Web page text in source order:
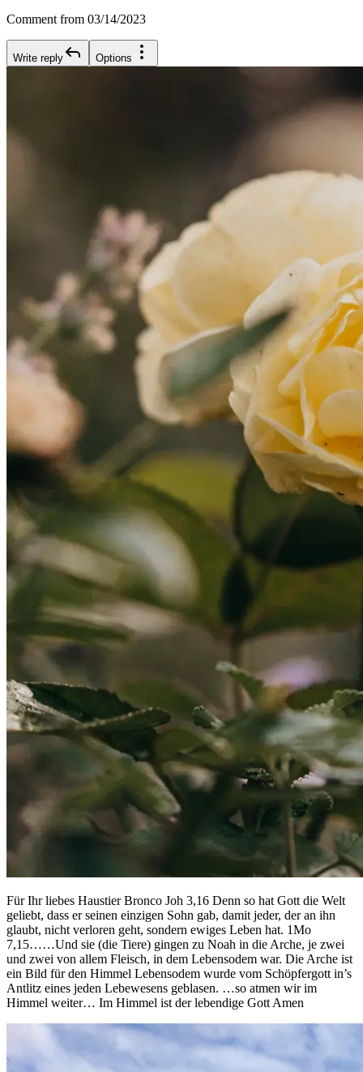
Comment from 03/14/2023
Write reply Options
Für Ihr liebes Haustier Bronco Joh 3,16 Denn so hat Gott die Welt
geliebt, dass er seinen einzigen Sohn gab, damit jeder, der an ihn
glaubt, nicht verloren geht, sondern ewiges Leben hat. 1Mo
7,15……Und sie (die Tiere) gingen zu Noah in die Arche, je zwei
und zwei von allem Fleisch, in dem Lebensodem war. Die Arche ist
ein Bild für den Himmel Lebensodem wurde vom Schöpfergott in’s
Antlitz eines jeden Lebewesens geblasen. …so atmen wir im
Himmel weiter… Im Himmel ist der lebendige Gott Amen